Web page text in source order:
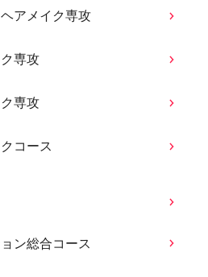
アメイク専攻
専攻
専攻
コース
ン総合コース